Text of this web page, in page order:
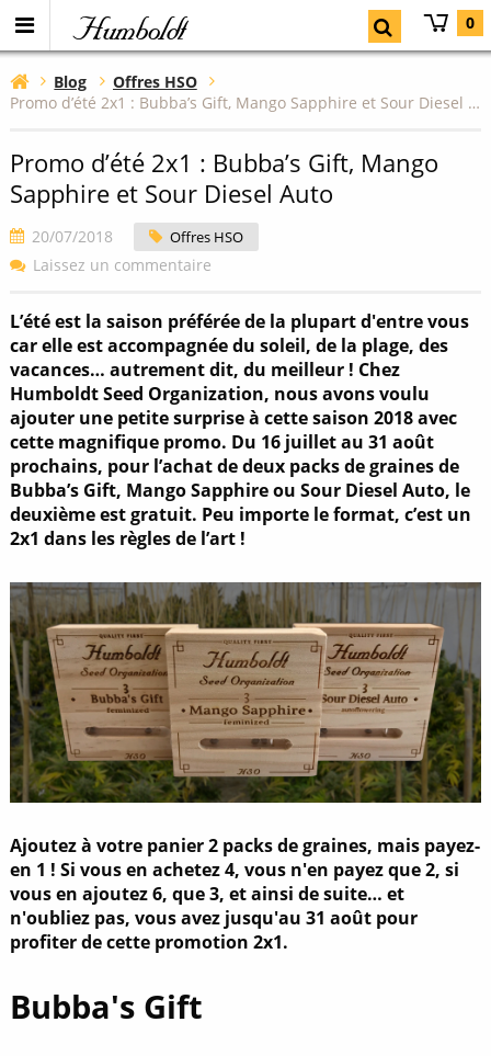
Humboldt 0
Blog
Offres HSO
Promo d’été 2x1 : Bubba’s Gift, Mango Sapphire et Sour Diesel Auto
Promo d’été 2x1 : Bubba’s Gift, Mango
Sapphire et Sour Diesel Auto
20/07/2018 Offres HSO
Laissez un commentaire
L’été est la saison préférée de la plupart d'entre vous
car elle est accompagnée du soleil, de la plage, des
vacances… autrement dit, du meilleur ! Chez
Humboldt Seed Organization, nous avons voulu
ajouter une petite surprise à cette saison 2018 avec
cette magnifique promo. Du 16 juillet au 31 août
prochains, pour l’achat de deux packs de graines de
Bubba’s Gift, Mango Sapphire ou Sour Diesel Auto, le
deuxième est gratuit. Peu importe le format, c’est un
2x1 dans les règles de l’art !
Ajoutez à votre panier 2 packs de graines, mais payez-
en 1 ! Si vous en achetez 4, vous n'en payez que 2, si
vous en ajoutez 6, que 3, et ainsi de suite… et
n'oubliez pas, vous avez jusqu'au 31 août pour
profiter de cette promotion 2x1.
Bubba's Gift